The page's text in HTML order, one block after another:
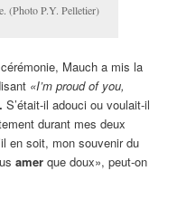
(Photo P.Y. Pelletier)
Mauch a mis la
«I’m proud of you,
S’était-il adouci ou voulait-il
durant mes deux
en soit, mon souvenir du
amer que doux», peut-on